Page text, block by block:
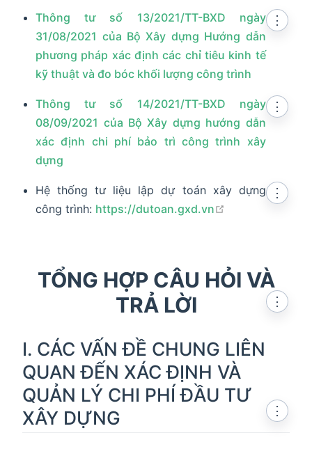
Thông tư số 13/2021/TT-BXD ngày
31/08/2021 của Bộ Xây dựng Hướng dẫn
phương pháp xác định các chỉ tiêu kinh tế
kỹ thuật và đo bóc khối lượng công trình
⋮
Thông tư số 14/2021/TT-BXD ngày
08/09/2021 của Bộ Xây dựng hướng dẫn
xác định chi phí bảo trì công trình xây
dựng
⋮
Hệ thống tư liệu lập dự toán xây dựng
công trình: https://dutoan.gxd.vn open in new
⋮
TỔNG HỢP CÂU HỎI VÀ
TRẢ LỜI
I. CÁC VẤN ĐỀ CHUNG LIÊN
QUAN ĐẾN XÁC ĐỊNH VÀ
QUẢN LÝ CHI PHÍ ĐẦU TƯ
XÂY DỰNG
⋮
⋮